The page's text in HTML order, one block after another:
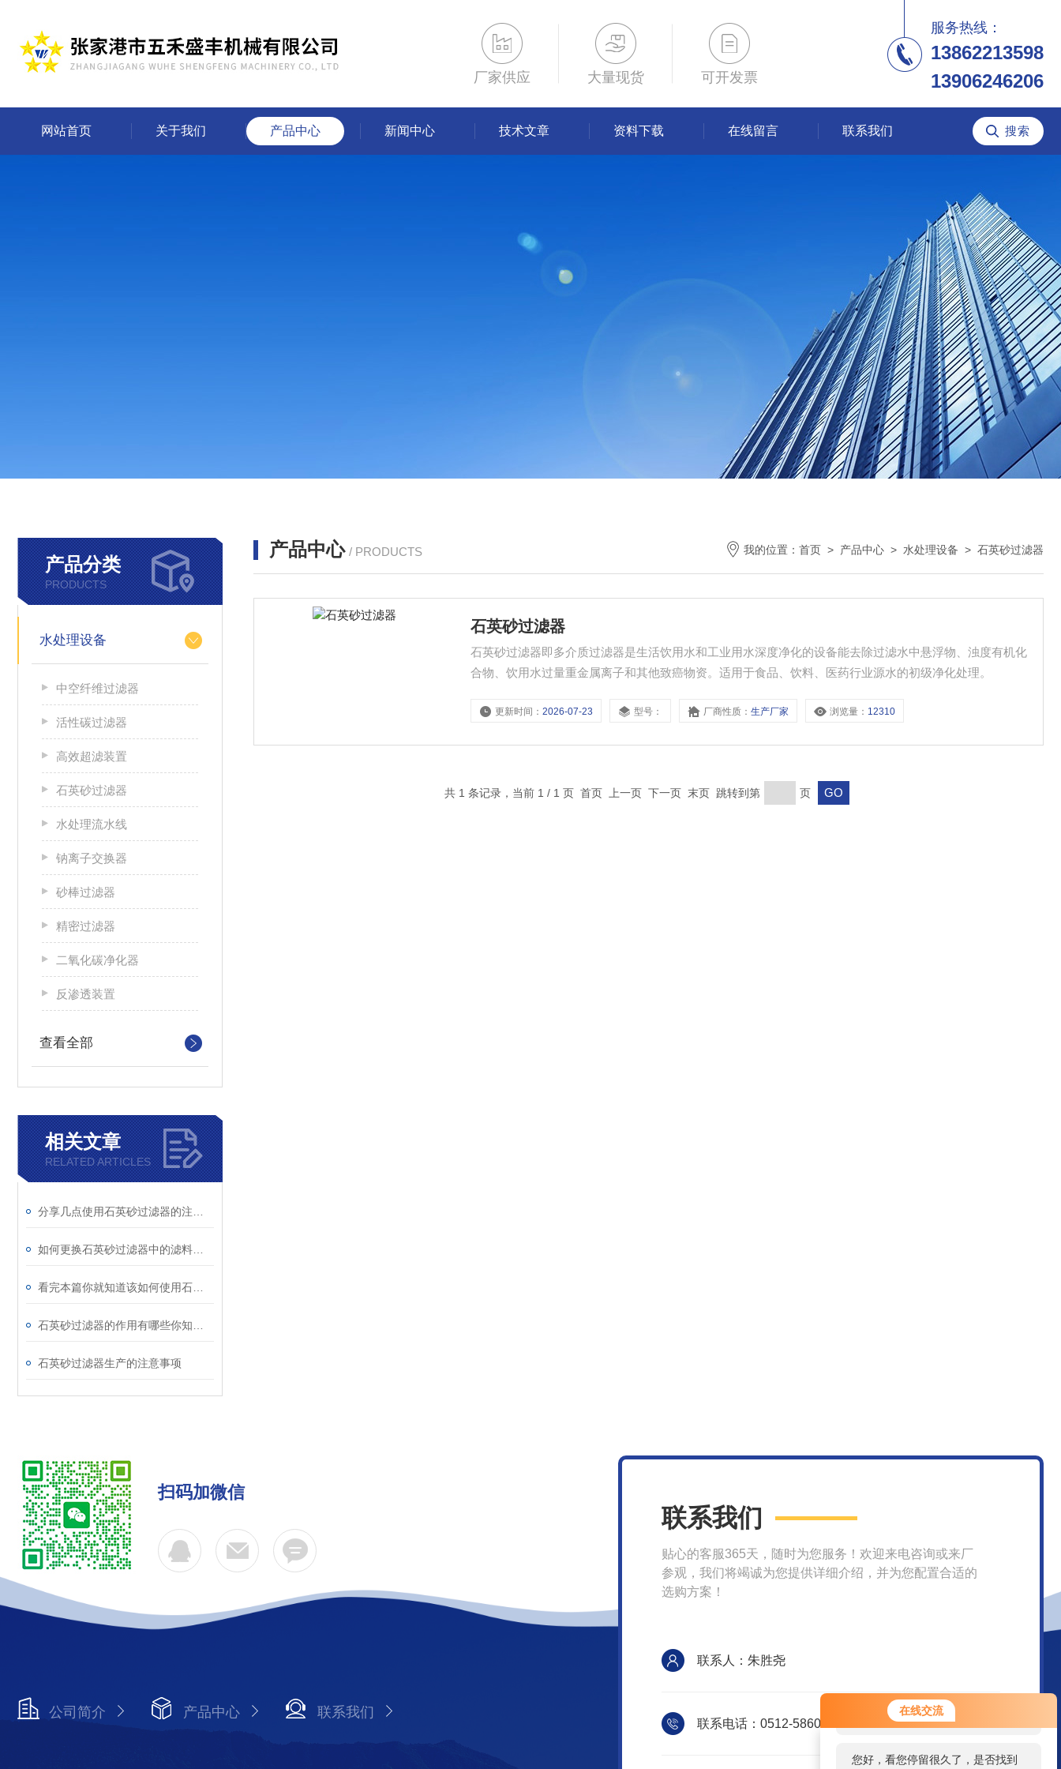
在线交流
您好！欢迎前来咨询，很高兴为您
服务，请问您要咨询什么问题呢？
您好，看您停留很久了，是否找到
厂家供应 大量现货 可开发票
服务热线：
13862213598
13906246206
网站首页 关于我们 产品中心 新闻中心 技术文章 资料下载 在线留言 联系我们
产品分类
PRODUCTS
水处理设备
中空纤维过滤器
活性碳过滤器
高效超滤装置
石英砂过滤器
水处理流水线
钠离子交换器
砂棒过滤器
精密过滤器
二氧化碳净化器
反渗透装置
查看全部
相关文章
RELATED ARTICLES
石英砂过滤器生产的注意事项
产品中心 / PRODUCTS 我的位置： 首页 > 产品中心 > 水处理设备 > 石英砂过滤器
石英砂过滤器
石英砂过滤器即多介质过滤器是生活饮用水和工业用水深度净化的设备能去除过滤水中悬浮物、浊度有机化
合物、饮用水过量重金属离子和其他致癌物资。适用于食品、饮料、医药行业源水的初级净化处理。
更新时间：2026-07-23 型号： 厂商性质：生产厂家 浏览量： 12310
共 1 条记录，当前 1 / 1 页 首页 上一页 下一页 末页 跳转到第 页
扫码加微信
公司简介 产品中心 联系我们
联系我们
贴心的客服365天，随时为您服务！欢迎来电咨询或来厂
参观，我们将竭诚为您提供详细介绍，并为您配置合适的
选购方案！
联系人：朱胜尧
联系电话：0512-58609580